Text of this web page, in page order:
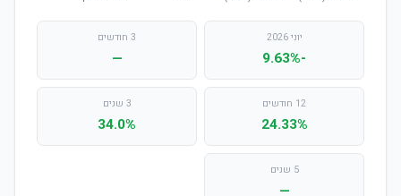
יוני 2026
-9.63%
3 חודשים
—
12 חודשים
24.33%
3 שנים
34.0%
5 שנים
—